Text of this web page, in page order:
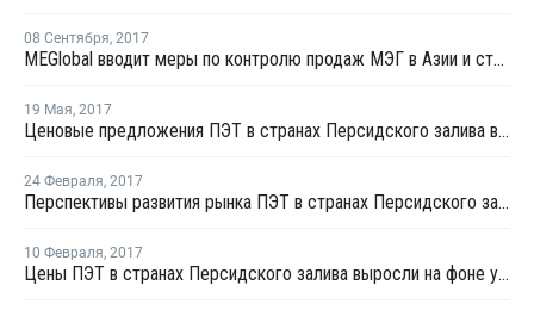
08 Сентября, 2017
MEGlobal вводит меры по контролю продаж МЭГ в Азии и странах Ближнего Востока
19 Мая, 2017
Ценовые предложения ПЭТ в странах Персидского залива выросли на текущей неделе
24 Февраля, 2017
Перспективы развития рынка ПЭТ в странах Персидского залива остаются неясными из-за колебаний сырьевых котировок
10 Февраля, 2017
Цены ПЭТ в странах Персидского залива выросли на фоне увеличившихся цен сырья